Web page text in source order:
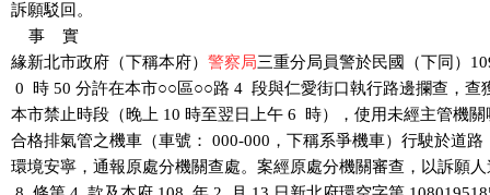
訴願駁回。
    事    實
緣新北市政府（下稱本府） 警察局三重分局員警於民國（下同）
0  時 50 分許在本市○○區○○路 4  段與仁愛街口執行路邊攔查，查
本市禁止時段（晚上 10 時至翌日上午 6  時），使用未經主管機
合格排氣管之機車（車號： 000-000，下稱系爭機車）行駛於道路
環境安寧，通報原處分機關查處。案經原處分機關審查，以訴願